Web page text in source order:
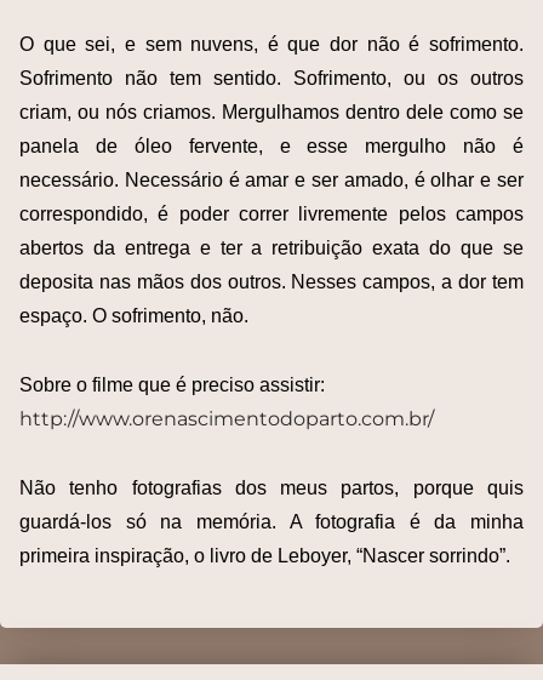
O que sei, e sem nuvens, é que dor não é sofrimento.
Sofrimento não tem sentido. Sofrimento, ou os outros
criam, ou nós criamos. Mergulhamos dentro dele como se
panela de óleo fervente, e esse mergulho não é
necessário. Necessário é amar e ser amado, é olhar e ser
correspondido, é poder correr livremente pelos campos
abertos da entrega e ter a retribuição exata do que se
deposita nas mãos dos outros. Nesses campos, a dor tem
espaço. O sofrimento, não.
Sobre o filme que é preciso assistir:
http://www.orenascimentodoparto.com.br/
Não tenho fotografias dos meus partos, porque quis
guardá-los só na memória. A fotografia é da minha
primeira inspiração, o livro de Leboyer, “Nascer sorrindo”.